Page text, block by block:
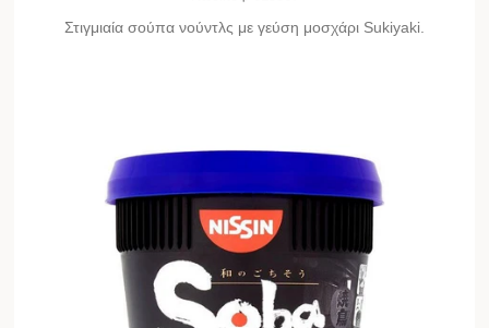
Στιγμιαία σούπα νούντλς με γεύση μοσχάρι Sukiyaki.